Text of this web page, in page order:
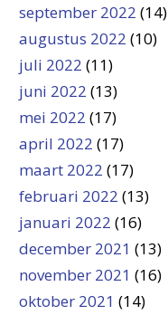
september 2022 (14)
augustus 2022 (10)
juli 2022 (11)
juni 2022 (13)
mei 2022 (17)
april 2022 (17)
maart 2022 (17)
februari 2022 (13)
januari 2022 (16)
december 2021 (13)
november 2021 (16)
oktober 2021 (14)